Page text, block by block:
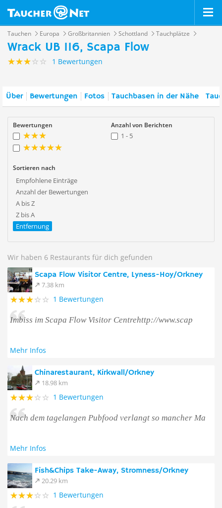
Tauchen Europa Großbritannien Schottland Tauchplätze
Wrack UB 116, Scapa Flow
1 Bewertungen
Über Bewertungen Fotos Tauchbasen in der Nähe
Bewertungen Anzahl von Berichten
1 - 5
Sortieren nach
Empfohlene Einträge
Anzahl der Bewertungen
A bis Z
Z bis A
Entfernung
Wir haben 6 Restaurants für dich gefunden
Scapa Flow Visitor Centre, Lyness-Hoy/Orkney
7.38 km
1 Bewertungen
Imbiss im Scapa Flow Visitor Centrehttp://www.scap
Mehr Infos
Chinarestaurant, Kirkwall/Orkney
18.98 km
1 Bewertungen
Nach dem tagelangen Pubfood verlangt so mancher Ma
Mehr Infos
Fish&Chips Take-Away, Stromness/Orkney
20.29 km
1 Bewertungen